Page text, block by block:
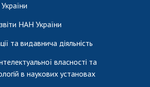
НАН України
та видавнича діяльність
власності та
в наукових установах